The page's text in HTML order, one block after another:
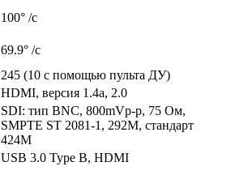
100° /с
69.9° /с
245 (10 с помощью пульта ДУ)
HDMI, версия 1.4a, 2.0
SDI: тип BNC, 800mVp-p, 75 Ом,
SMPTE ST 2081-1, 292M, стандарт
424M
USB 3.0 Type B, HDMI